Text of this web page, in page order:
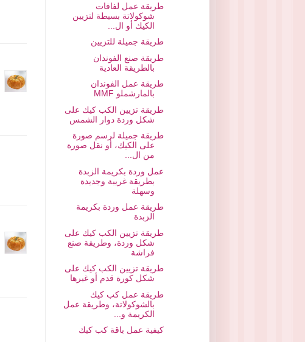
طريقة عمل لفافات
شوكولاتة بسيطة لتزيين
الكيك أو ال...
طريقة جميلة للتزيين
طريقة صنع الفوندان
بالطريقة العادية
طريقة عمل الفوندان
بالمارشملو MMF
طريقة تزيين الكب كيك على
شكل وردة دوار الشمس
طريقة جميلة لرسم صورة
على الكيك، أو نقل صورة
من ال...
عمل وردة بكريمة الزبدة
بطريقة غريبة وجديدة
وسهلة
طريقة عمل وردة بكريمة
الزبدة
طريقة تزيين الكب كيك على
شكل وردة، وطريقة صنع
فراشة
طريقة تزيين الكب كيك على
شكل كورة قدم أو غيرها
طريقة عمل كب كيك
بالشوكولاتة، وطريقة عمل
الكريمة و...
كيفية عمل باقة كب كيك